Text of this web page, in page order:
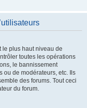
le plus haut niveau de
toutes les opérations
le bannissement
ou de modérateurs, etc. Ils
des forums. Tout ceci
du forum.